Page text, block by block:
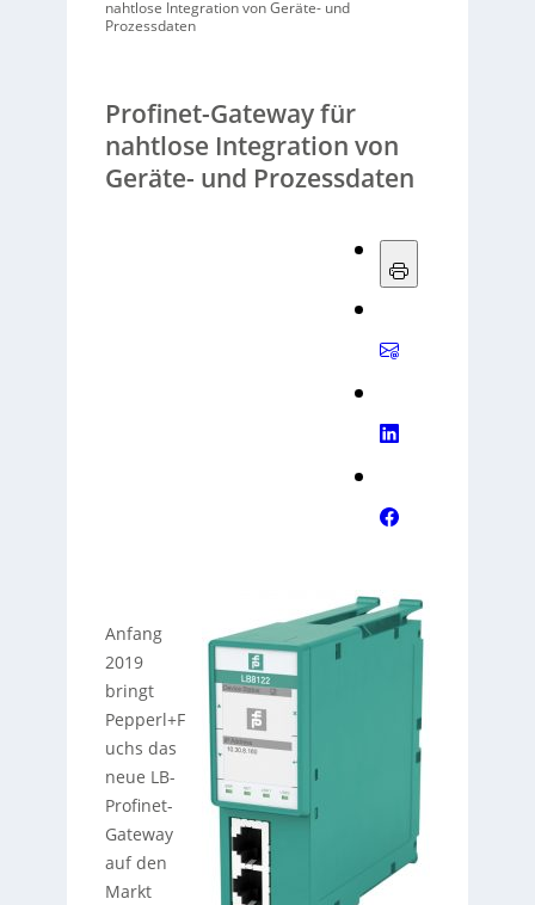
nahtlose Integration von Geräte- und
Prozessdaten
Profinet-Gateway für
nahtlose Integration von
Geräte- und Prozessdaten
Anfang
2019
bringt
Pepperl+F
uchs das
neue LB-
Profinet-
Gateway
auf den
Markt